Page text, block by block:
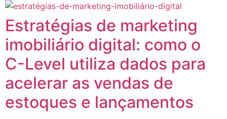
Estratégias de marketing
imobiliário digital: como o
C-Level utiliza dados para
acelerar as vendas de
estoques e lançamentos